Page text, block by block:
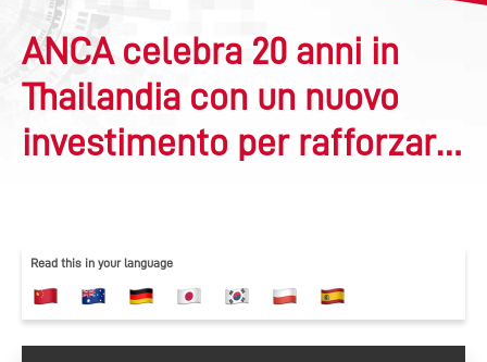
ANCA celebra 20 anni in
Thailandia con un nuovo
investimento per rafforzare
Read this in your language